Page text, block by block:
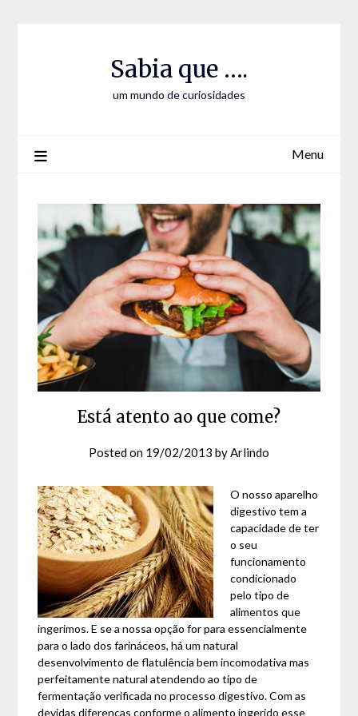
Sabia que ….
um mundo de curiosidades
Menu
Está atento ao que come?
Posted on 19/02/2013 byArlindo
O nosso aparelho
digestivo tem a
capacidade de ter
o seu
funcionamento
condicionado
pelo tipo de
alimentos que
ingerimos. E se a nossa opção for para essencialmente
para o lado dos farináceos, há um natural
desenvolvimento de flatulência bem incomodativa mas
perfeitamente natural atendendo ao tipo de
fermentação verificada no processo digestivo. Com as
devidas diferenças conforme o alimento ingerido esse